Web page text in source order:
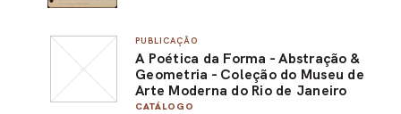
PUBLICAÇÃO
A Poética da Forma - Abstração &
Geometria - Coleção do Museu de
Arte Moderna do Rio de Janeiro
CATÁLOGO